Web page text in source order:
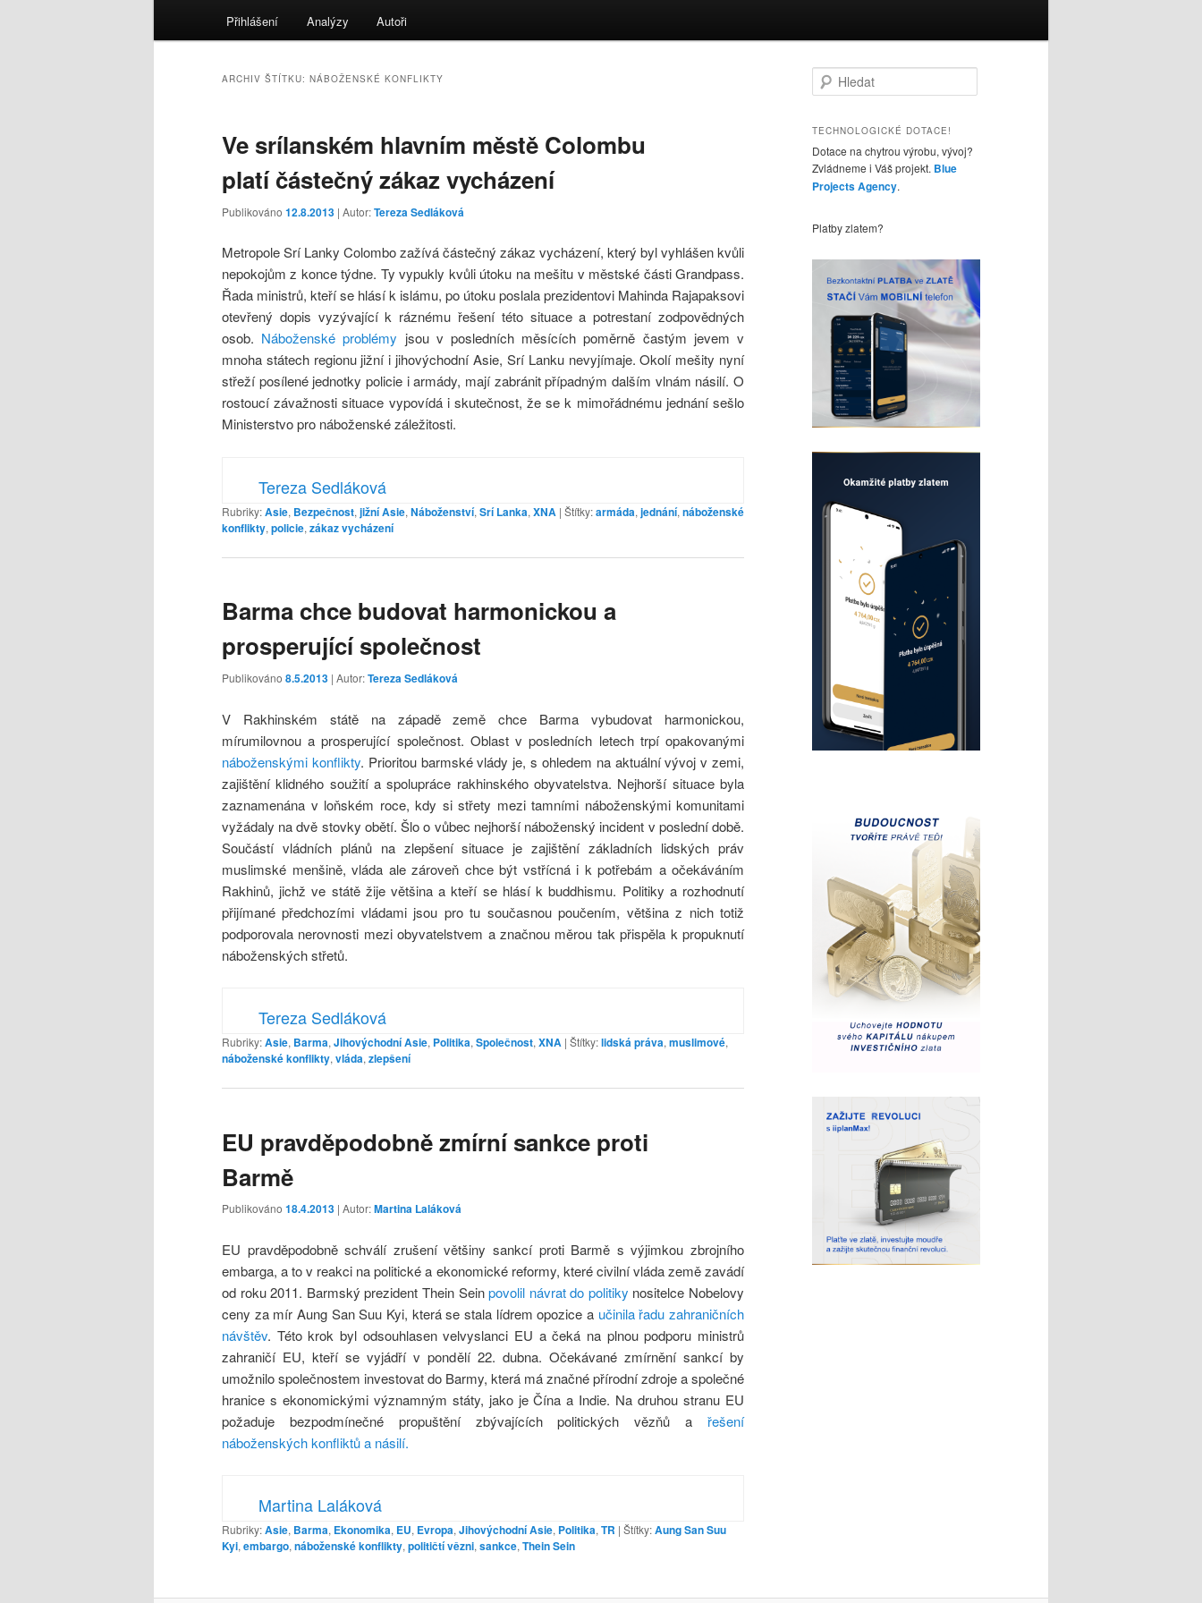
Přihlášení Analýzy Autoři
ARCHIV ŠTÍTKU: NÁBOŽENSKÉ KONFLIKTY
Ve srílanském hlavním městě Colombu
platí částečný zákaz vycházení
Publikováno 12.8.2013 | Autor:Tereza Sedláková
Metropole Srí Lanky Colombo zažívá částečný zákaz vycházení, který byl vyhlášen kvůli
nepokojům z konce týdne. Ty vypukly kvůli útoku na mešitu v městské části Grandpass.
Řada ministrů, kteří se hlásí k islámu, po útoku poslala prezidentovi Mahinda Rajapaksovi
otevřený dopis vyzývající k ráznému řešení této situace a potrestaní zodpovědných
osob. Náboženské problémy jsou v posledních měsících poměrně častým jevem v
mnoha státech regionu jižní i jihovýchodní Asie, Srí Lanku nevyjímaje. Okolí mešity nyní
střeží posílené jednotky policie i armády, mají zabránit případným dalším vlnám násilí. O
rostoucí závažnosti situace vypovídá i skutečnost, že se k mimořádnému jednání sešlo
Ministerstvo pro náboženské záležitosti.
Tereza Sedláková
Rubriky:Asie, Bezpečnost, jižní Asie, Náboženství, Srí Lanka, XNA | Štítky:armáda, jednání, náboženské
konflikty, policie, zákaz vycházení
Barma chce budovat harmonickou a
prosperující společnost
Publikováno 8.5.2013 | Autor:Tereza Sedláková
V Rakhinském státě na západě země chce Barma vybudovat harmonickou,
mírumilovnou a prosperující společnost. Oblast v posledních letech trpí opakovanými
náboženskými konflikty. Prioritou barmské vlády je, s ohledem na aktuální vývoj v zemi,
zajištění klidného soužití a spolupráce rakhinského obyvatelstva. Nejhorší situace byla
zaznamenána v loňském roce, kdy si střety mezi tamními náboženskými komunitami
vyžádaly na dvě stovky obětí. Šlo o vůbec nejhorší náboženský incident v poslední době.
Součástí vládních plánů na zlepšení situace je zajištění základních lidských práv
muslimské menšině, vláda ale zároveň chce být vstřícná i k potřebám a očekáváním
Rakhinů, jichž ve státě žije většina a kteří se hlásí k buddhismu. Politiky a rozhodnutí
přijímané předchozími vládami jsou pro tu současnou poučením, většina z nich totiž
podporovala nerovnosti mezi obyvatelstvem a značnou měrou tak přispěla k propuknutí
náboženských střetů.
Tereza Sedláková
Rubriky:Asie, Barma, Jihovýchodní Asie, Politika, Společnost, XNA | Štítky:lidská práva, muslimové,
náboženské konflikty, vláda, zlepšení
EU pravděpodobně zmírní sankce proti
Barmě
Publikováno 18.4.2013 | Autor:Martina Laláková
EU pravděpodobně schválí zrušení většiny sankcí proti Barmě s výjimkou zbrojního
embarga, a to v reakci na politické a ekonomické reformy, které civilní vláda země zavádí
od roku 2011. Barmský prezident Thein Seinpovolil návrat do politiky nositelce Nobelovy
ceny za mír Aung San Suu Kyi, která se stala lídrem opozice a učinila řadu zahraničních
návštěv. Této krok byl odsouhlasen velvyslanci EU a čeká na plnou podporu ministrů
zahraničí EU, kteří se vyjádří v pondělí 22. dubna. Očekávané zmírnění sankcí by
umožnilo společnostem investovat do Barmy, která má značné přírodní zdroje a společné
hranice s ekonomickými významným státy, jako je Čína a Indie. Na druhou stranu EU
požaduje bezpodmínečné propuštění zbývajících politických vězňů a řešení
náboženských konfliktů a násilí.
Martina Laláková
Rubriky:Asie, Barma, Ekonomika, EU, Evropa, Jihovýchodní Asie, Politika, TR | Štítky:Aung San Suu
Kyi, embargo, náboženské konflikty, političtí vězni, sankce, Thein Sein
l
d
t
TECHNOLOGICKÉ DOTACE!
Dotace na chytrou výrobu, vývoj?
Zvládneme i Váš projekt. Blue
Projects Agency.
Platby zlatem?